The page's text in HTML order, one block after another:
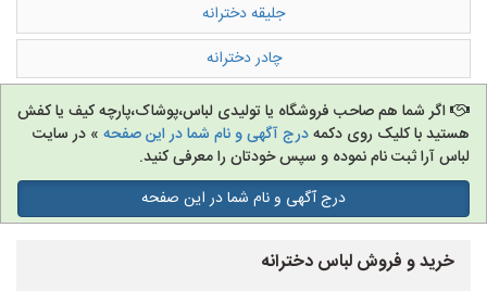
جلیقه دخترانه
چادر دخترانه
اگر شما هم صاحب فروشگاه یا تولیدی لباس،پوشاک،پارچه کیف یا کفش
هستید با کلیک روی دکمهدرج آگهی و نام شما در این صفحه » در سایت
لباس آرا ثبت نام نموده و سپس خودتان را معرفی کنید.
درج آگهی و نام شما در این صفحه
خرید و فروش لباس دخترانه